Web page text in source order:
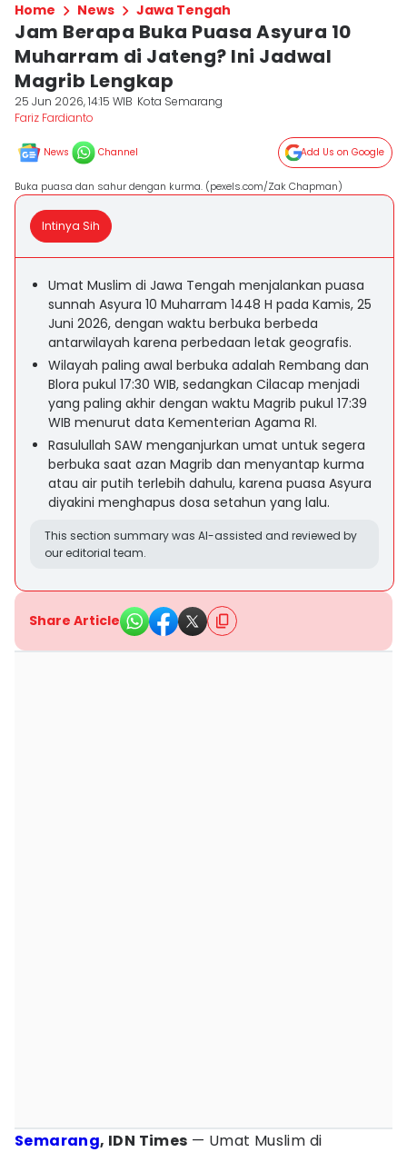
Home News Jawa Tengah
Jam Berapa Buka Puasa Asyura 10
Muharram di Jateng? Ini Jadwal
Magrib Lengkap
25 Jun 2026, 14:15 WIB Kota Semarang
Fariz Fardianto
News Channel Add Us on Google
Buka puasa dan sahur dengan kurma. (pexels.com/Zak Chapman)
Intinya Sih
Umat Muslim di Jawa Tengah menjalankan puasa
sunnah Asyura 10 Muharram 1448 H pada Kamis, 25
Juni 2026, dengan waktu berbuka berbeda
antarwilayah karena perbedaan letak geografis.
Wilayah paling awal berbuka adalah Rembang dan
Blora pukul 17:30 WIB, sedangkan Cilacap menjadi
yang paling akhir dengan waktu Magrib pukul 17:39
WIB menurut data Kementerian Agama RI.
Rasulullah SAW menganjurkan umat untuk segera
berbuka saat azan Magrib dan menyantap kurma
atau air putih terlebih dahulu, karena puasa Asyura
diyakini menghapus dosa setahun yang lalu.
This section summary was AI-assisted and reviewed by
our editorial team.
Share Article
Semarang, IDN Times — Umat Muslim di